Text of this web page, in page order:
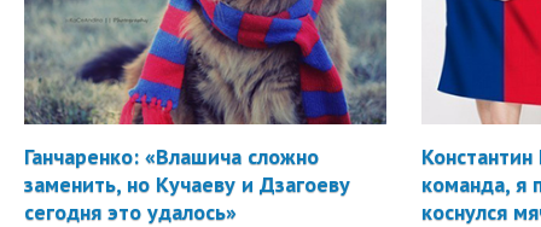
Ганчаренко: «Влашича сложно
заменить, но Кучаеву и Дзагоеву
сегодня это удалось»
Константин
команда, я
коснулся